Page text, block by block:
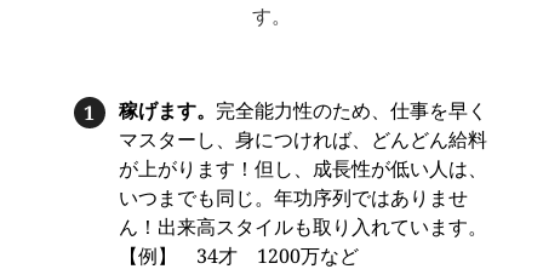
す。
稼げます。 完全能力性のため、仕事を早く
マスターし、身につければ、どんどん給料
が上がります！但し、成長性が低い人は、
いつまでも同じ。年功序列ではありませ
ん！出来高スタイルも取り入れています。
【例】 34才 1200万など